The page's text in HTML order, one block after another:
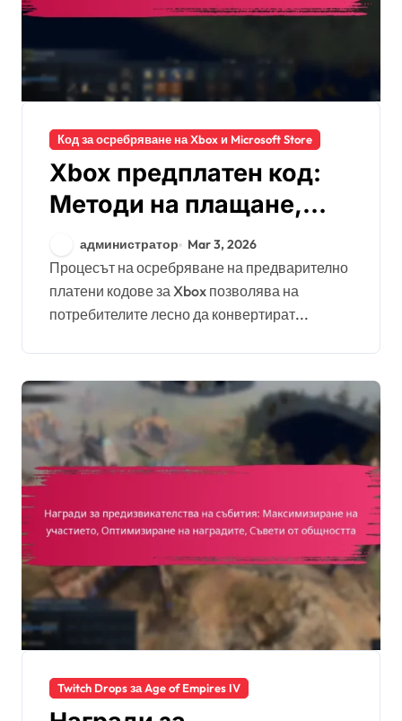
Код за осребряване на Xbox и Microsoft Store
Xbox предплатен код:
Методи на плащане,
История на
транзакциите, Опции за
поддръжка
администратор Mar 3, 2026
Процесът на осребряване на предварително
платени кодове за Xbox позволява на
потребителите лесно да конвертират...
Twitch Drops за Age of Empires IV